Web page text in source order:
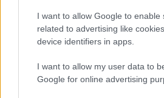
I want to allow Google to enable
related to advertising like
device identifiers in apps.
I want to allow my user data to
Google for online advertising
Három éve ezen a napon adott
Noah Harari.